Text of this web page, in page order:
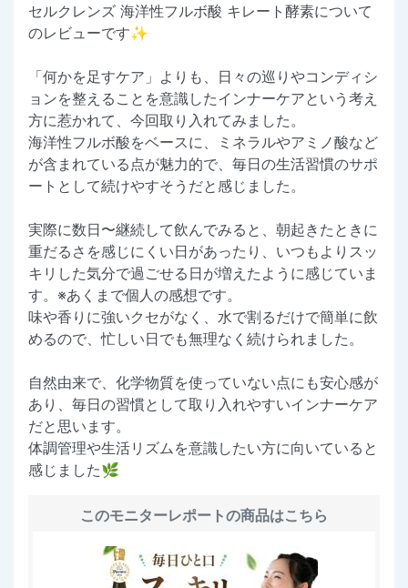
セルクレンズ 海洋性フルボ酸 キレート酵素について
のレビューです✨
「何かを足すケア」よりも、日々の巡りやコンディシ
ョンを整えることを意識したインナーケアという考え
方に惹かれて、今回取り入れてみました。
海洋性フルボ酸をベースに、ミネラルやアミノ酸など
が含まれている点が魅力的で、毎日の生活習慣のサポ
ートとして続けやすそうだと感じました。
実際に数日〜継続して飲んでみると、朝起きたときに
重だるさを感じにくい日があったり、いつもよりスッ
キリした気分で過ごせる日が増えたように感じていま
す。※あくまで個人の感想です。
味や香りに強いクセがなく、水で割るだけで簡単に飲
めるので、忙しい日でも無理なく続けられました。
自然由来で、化学物質を使っていない点にも安心感が
あり、毎日の習慣として取り入れやすいインナーケア
だと思います。
体調管理や生活リズムを意識したい方に向いていると
感じました🌿
このモニターレポートの商品はこちら